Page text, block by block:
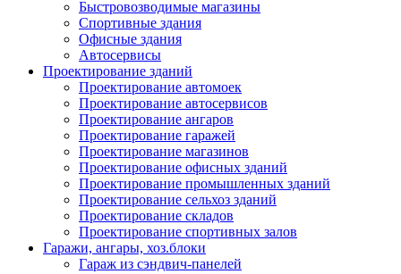
Быстровозводимые магазины
Спортивные здания
Офисные здания
Автосервисы
Проектирование зданий
Проектирование автомоек
Проектирование автосервисов
Проектирование ангаров
Проектирование гаражей
Проектирование магазинов
Проектирование офисных зданий
Проектирование промышленных зданий
Проектирование сельхоз зданий
Проектирование складов
Проектирование спортивных залов
Гаражи, ангары, хоз.блоки
Гараж из сэндвич-панелей